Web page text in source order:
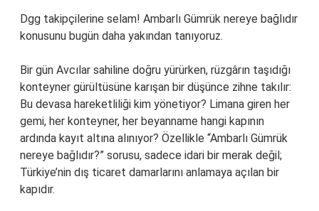
Dgg takipçilerine selam! Ambarlı Gümrük nereye bağlıdır
konusunu bugün daha yakından tanıyoruz.
Bir gün Avcılar sahiline doğru yürürken, rüzgârın taşıdığı
konteyner gürültüsüne karışan bir düşünce zihne takılır:
Bu devasa hareketliliği kim yönetiyor? Limana giren her
gemi, her konteyner, her beyanname hangi kapının
ardında kayıt altına alınıyor? Özellikle “Ambarlı Gümrük
nereye bağlıdır?” sorusu, sadece idari bir merak değil;
Türkiye’nin dış ticaret damarlarını anlamaya açılan bir
kapıdır.